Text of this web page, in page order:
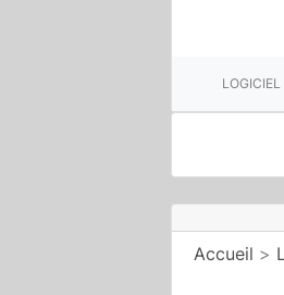
LOGICIEL
Accueil >